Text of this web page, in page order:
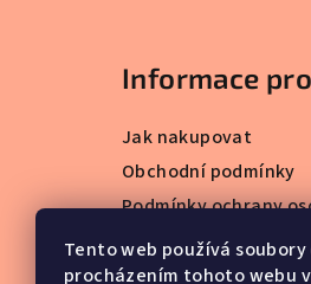
Tento web používá soubory
procházením tohoto webu
Informace
Jak nakupovat
Obchodní podmínky
Podmínky ochrany
Blog - zakázková